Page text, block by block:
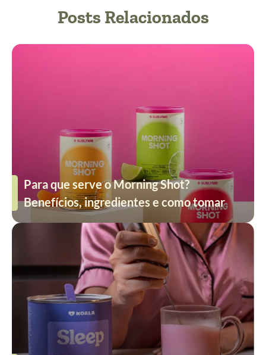
Posts Relacionados
Para que serve o Morning Shot?
Benefícios, ingredientes e como tomar